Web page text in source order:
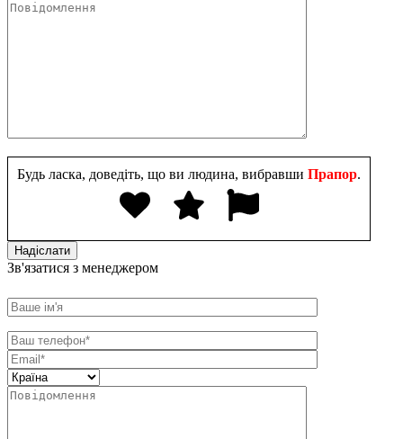
Будь ласка, доведіть, що ви людина, вибравши Прапор.
Зв'язатися з менеджером